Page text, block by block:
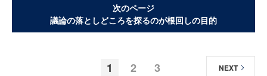
次のページ
議論の落としどころを探るのが根回しの目的
1 2 3 NEXT